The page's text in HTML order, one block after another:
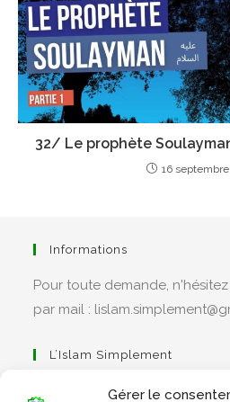
Gérer le
32/ Le prophète
16
Informations
Pour toute demande,
par mail :
L’Islam Simplement